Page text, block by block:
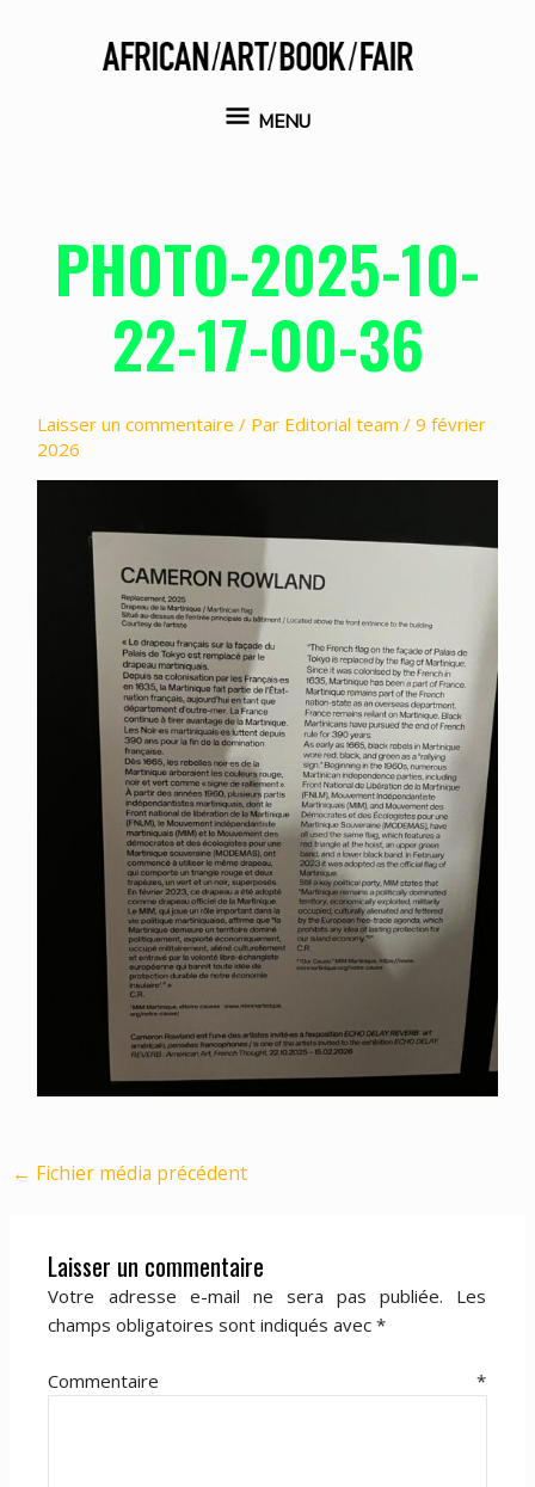
MENU
MENU
PHOTO-2025-10-
22-17-00-36
Laisser un commentaire / Par Editorial team / 9 février
2026
← Fichier média précédent
Laisser un commentaire
Votre adresse e-mail ne sera pas publiée.
Les
champs obligatoires sont indiqués avec*
Commentaire*